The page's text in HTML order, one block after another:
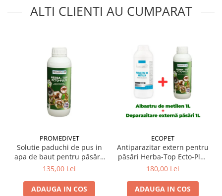
ALTI CLIENTI AU CUMPARAT
PROMEDIVET
Solutie paduchi de pus in
apa de baut pentru păsări,
porcine, iepuri Herba-Top
135,00 Lei
ADAUGA IN COS
ECOPET
Antiparazitar extern pentru
păsări Herba-Top Ecto-Plus
1 L + Albastru de metilen 1
180,00 Lei
ADAUGA IN COS